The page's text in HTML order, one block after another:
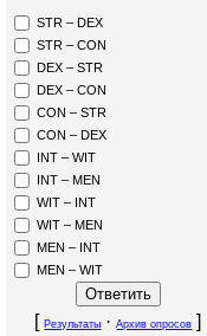
STR – DEX
STR – CON
DEX – STR
DEX – CON
CON – STR
CON – DEX
INT – WIT
INT – MEN
WIT – INT
WIT – MEN
MEN – INT
MEN – WIT
[Результаты ·Архив опросов ]